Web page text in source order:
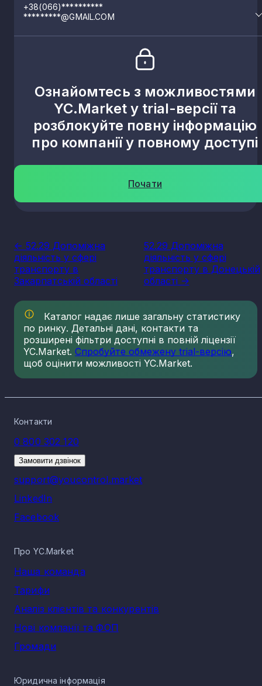
+38(066)**********
*********@GMAIL.COM
Ознайомтесь з можливостями
YC.Market у trial-версії та
розблокуйте повну інформацію
про компанії у повному доступі
Почати
<- 52.29 Допоміжна
діяльність у сфері
транспорту в
Закарпатській області
52.29 Допоміжна
діяльність у сфері
транспорту в Донецькій
області ->
Каталог надає лише загальну статистику
по ринку. Детальні дані, контакти та
розширені фільтри доступні в повній ліцензії
YC.Market. Спробуйте обмежену trial-версію,
щоб оцінити можливості YC.Market.
Контакти
0 800 302 120
Замовити дзвінок
support@youcontrol.market
LinkedIn
Facebook
Про YC.Market
Наша команда
Тарифи
Аналіз клієнтів та конкурентів
Нові компанії та ФОП
Громади
Юридична інформація